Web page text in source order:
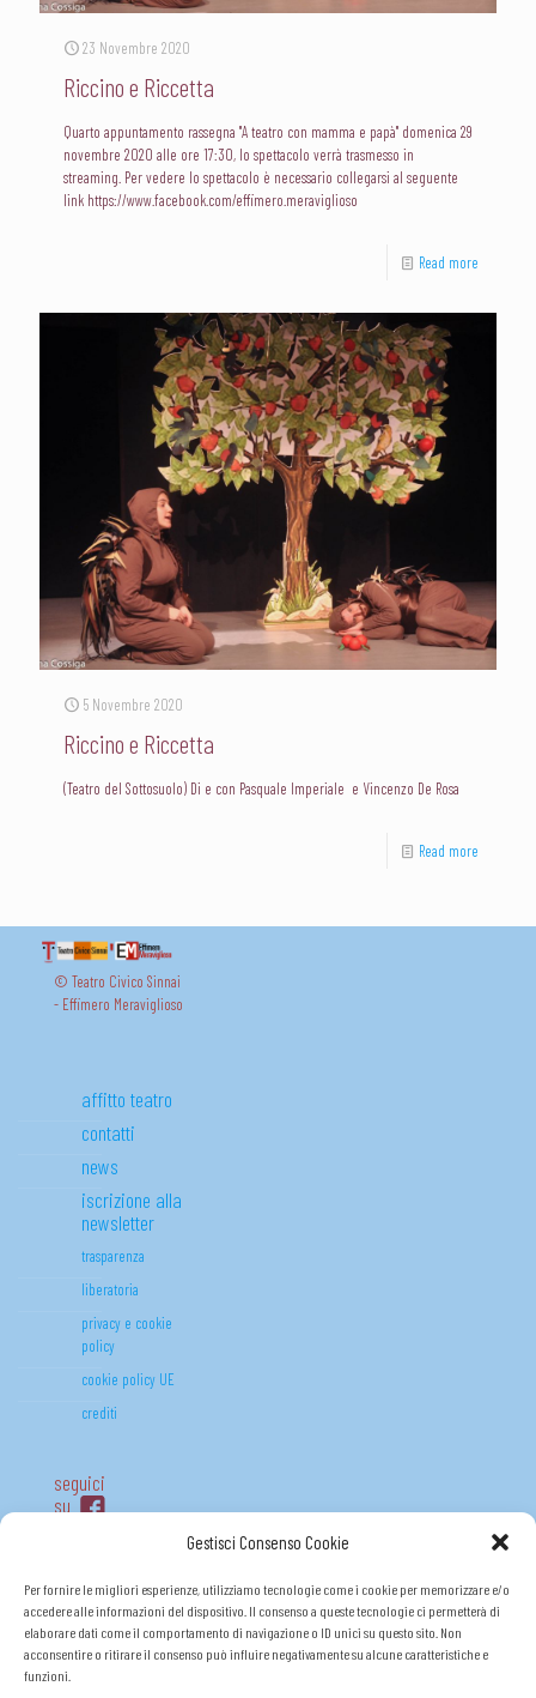
Gestisci Consenso Cookie
Per fornire le migliori esperienze, utilizziamo tecnologie come i cookie per memorizzare e/o
accedere alle informazioni del dispositivo. Il consenso a queste tecnologie ci permetterà di
elaborare dati come il comportamento di navigazione o ID unici su questo sito. Non
acconsentire o ritirare il consenso può influire negativamente su alcune caratteristiche e
funzioni.
23 Novembre 2020
Riccino e Riccetta
Quarto appuntamento rassegna "A teatro con mamma e papà" domenica 29
novembre 2020 alle ore 17:30, lo spettacolo verrà trasmesso in
streaming. Per vedere lo spettacolo è necessario collegarsi al seguente
link https://www.facebook.com/effimero.meraviglioso
Read more
5 Novembre 2020
Riccino e Riccetta
(Teatro del Sottosuolo) Di e con Pasquale Imperiale e Vincenzo De Rosa
Read more
© Teatro Civico Sinnai
- Effimero Meraviglioso
affitto teatro
contatti
news
iscrizione alla
newsletter
trasparenza
liberatoria
privacy e cookie
policy
cookie policy UE
crediti
seguici
su